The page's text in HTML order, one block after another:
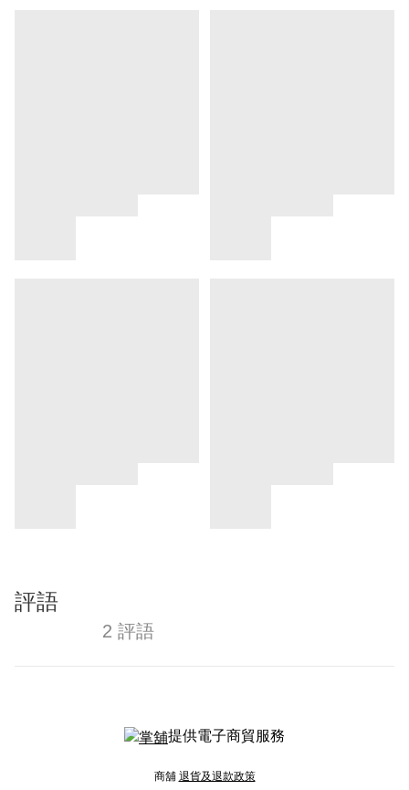
評語
2 評語
提供電子商貿服務
商舖 退貨及退款政策